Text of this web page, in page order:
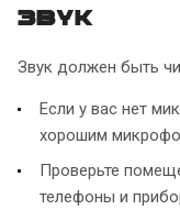
Звук
Звук должен быть
Если у вас нет
хорошим
Проверьте
телефоны и